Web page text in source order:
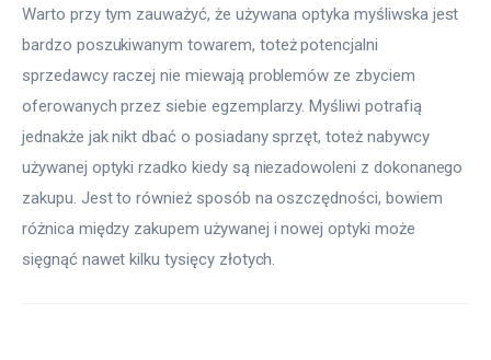
Warto przy tym zauważyć, że używana optyka myśliwska jest
bardzo poszukiwanym towarem, toteż potencjalni
sprzedawcy raczej nie miewają problemów ze zbyciem
oferowanych przez siebie egzemplarzy. Myśliwi potrafią
jednakże jak nikt dbać o posiadany sprzęt, toteż nabywcy
używanej optyki rzadko kiedy są niezadowoleni z dokonanego
zakupu. Jest to również sposób na oszczędności, bowiem
różnica między zakupem używanej i nowej optyki może
sięgnąć nawet kilku tysięcy złotych.